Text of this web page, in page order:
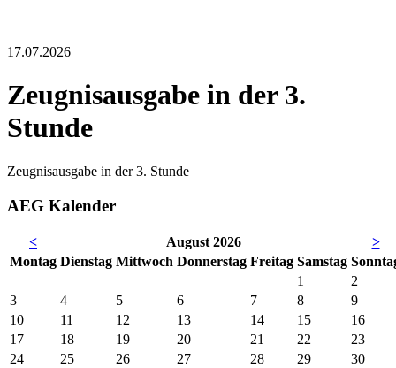
17.07.2026
Zeugnisausgabe in der 3.
Stunde
Zeugnisausgabe in der 3. Stunde
AEG Kalender
< August 2026
>
Montag Dienstag Mittwoch Donnerstag Freitag Samstag So
1
2
3
4 5 6 7 8
9
10
11 12 13 14 15
16
17
18 19 20 21 22
23
24
25 26 27 28 29
30